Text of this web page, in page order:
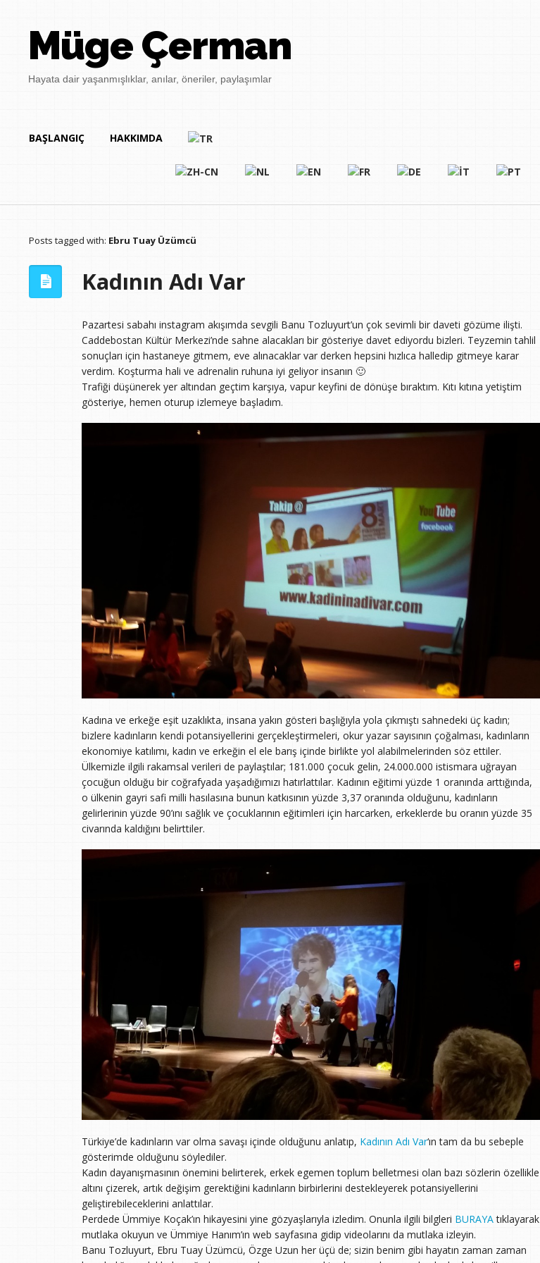
Müge Çerman
Hayata dair yaşanmışlıklar, anılar, öneriler, paylaşımlar
BAŞLANGIÇ HAKKIMDA
Posts tagged with: Ebru Tuay Üzümcü
Kadının Adı Var
Pazartesi sabahı instagram akışımda sevgili Banu Tozluyurt’un çok sevimli bir daveti gözüme ilişti.
Caddebostan Kültür Merkezi’nde sahne alacakları bir gösteriye davet ediyordu bizleri. Teyzemin tahlil
sonuçları için hastaneye gitmem, eve alınacaklar var derken hepsini hızlıca halledip gitmeye karar
verdim. Koşturma hali ve adrenalin ruhuna iyi geliyor insanın 🙂
Trafiği düşünerek yer altından geçtim karşıya, vapur keyfini de dönüşe bıraktım. Kıtı kıtına yetiştim
gösteriye, hemen oturup izlemeye başladım.
Kadına ve erkeğe eşit uzaklıkta, insana yakın gösteri başlığıyla yola çıkmıştı sahnedeki üç kadın;
bizlere kadınların kendi potansiyellerini gerçekleştirmeleri, okur yazar sayısının çoğalması, kadınların
ekonomiye katılımı, kadın ve erkeğin el ele barış içinde birlikte yol alabilmelerinden söz ettiler.
Ülkemizle ilgili rakamsal verileri de paylaştılar; 181.000 çocuk gelin, 24.000.000 istismara uğrayan
çocuğun olduğu bir coğrafyada yaşadığımızı hatırlattılar. Kadının eğitimi yüzde 1 oranında arttığında,
o ülkenin gayri safi milli hasılasına bunun katkısının yüzde 3,37 oranında olduğunu, kadınların
gelirlerinin yüzde 90’ını sağlık ve çocuklarının eğitimleri için harcarken, erkeklerde bu oranın yüzde 35
civarında kaldığını belirttiler.
Türkiye’de kadınların var olma savaşı içinde olduğunu anlatıp, Kadının Adı Var‘ın tam da bu sebeple
gösterimde olduğunu söylediler.
Kadın dayanışmasının önemini belirterek, erkek egemen toplum belletmesi olan bazı sözlerin özellikle
altını çizerek, artık değişim gerektiğini kadınların birbirlerini destekleyerek potansiyellerini
geliştirebileceklerini anlattılar.
Perdede Ümmiye Koçak’ın hikayesini yine gözyaşlarıyla izledim. Onunla ilgili bilgleri BURAYAtıklayarak
mutlaka okuyun ve Ümmiye Hanım’ın web sayfasına gidip videolarını da mutlaka izleyin.
Banu Tozluyurt, Ebru Tuay Üzümcü, Özge Uzun her üçü de; sizin benim gibi hayatın zaman zaman